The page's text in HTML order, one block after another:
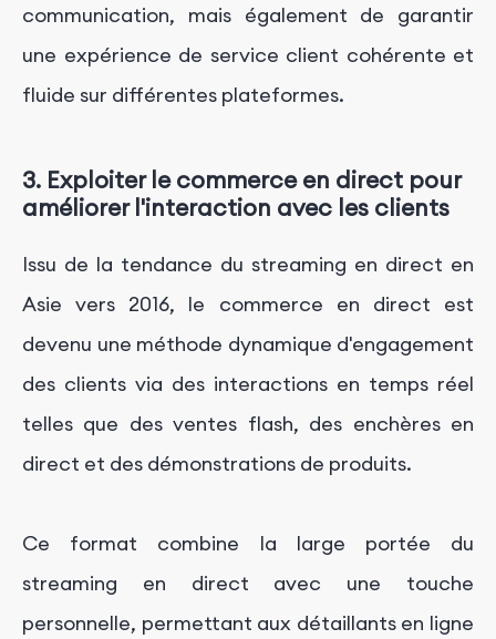
communication, mais également de garantir
une expérience de service client cohérente et
fluide sur différentes plateformes.
3. Exploiter le commerce en direct pour
améliorer l'interaction avec les clients
Issu de la tendance du streaming en direct en
Asie vers 2016, le commerce en direct est
devenu une méthode dynamique d'engagement
des clients via des interactions en temps réel
telles que des ventes flash, des enchères en
direct et des démonstrations de produits.
Ce format combine la large portée du
streaming en direct avec une touche
personnelle, permettant aux détaillants en ligne